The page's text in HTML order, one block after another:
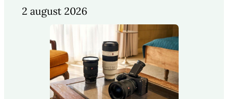
2 august 2026